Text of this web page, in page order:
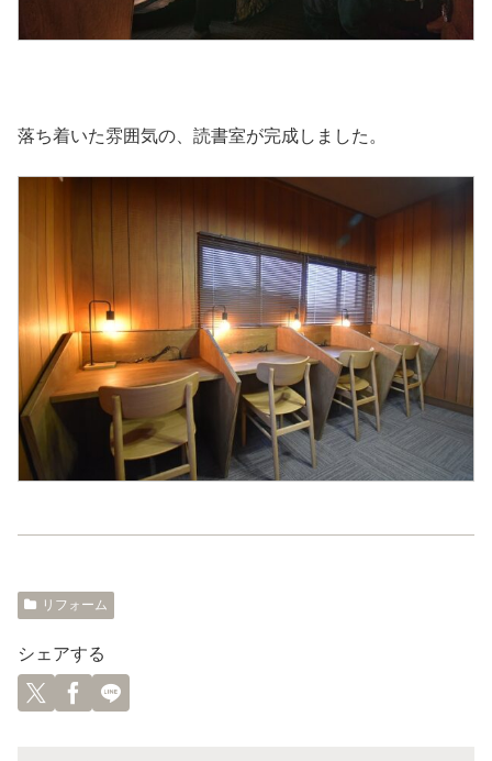
落ち着いた雰囲気の、読書室が完成しました。
リフォーム
シェアする